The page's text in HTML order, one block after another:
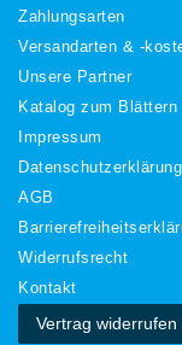
Zahlungsarten
Versandarten & -
Unsere Partner
Katalog zum Blättern
Impressum
Daten­schutz­erklärung
AGB
Widerrufs­recht
Kontakt
Vertrag widerrufen